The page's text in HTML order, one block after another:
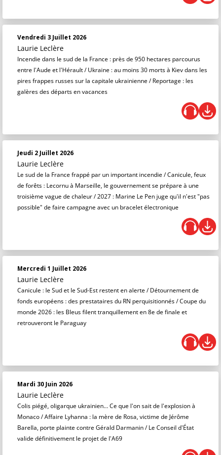
Vendredi 3 Juillet 2026
Laurie Leclère
Incendie dans le sud de la France : près de 950 hectares parcourus
entre l'Aude et l'Hérault / Ukraine : au moins 30 morts à Kiev dans les
pires frappes russes sur la capitale ukrainienne / Reportage : les
galères des départs en vacances
Jeudi 2 Juillet 2026
Laurie Leclère
Le sud de la France frappé par un important incendie / Canicule, feux
de forêts : Lecornu à Marseille, le gouvernement se prépare à une
troisième vague de chaleur / 2027 : Marine Le Pen juge qu'il n'est "pas
possible" de faire campagne avec un bracelet électronique
Mercredi 1 Juillet 2026
Laurie Leclère
Canicule : le Sud et le Sud-Est restent en alerte / Détournement de
fonds européens : des prestataires du RN perquisitionnés / Coupe du
monde 2026 : les Bleus filent tranquillement en 8e de finale et
retrouveront le Paraguay
Mardi 30 Juin 2026
Laurie Leclère
Colis piégé, oligarque ukrainien… Ce que l'on sait de l'explosion à
Monaco / Affaire Lyhanna : la mère de Rosa, victime de Jérôme
Barella, porte plainte contre Gérald Darmanin / Le Conseil d'État
valide définitivement le projet de l'A69